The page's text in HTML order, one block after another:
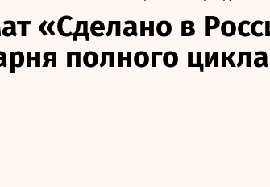
«Сделано в
полного цикла